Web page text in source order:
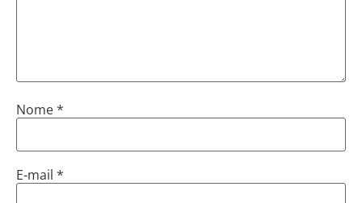
Nome*
E-mail *